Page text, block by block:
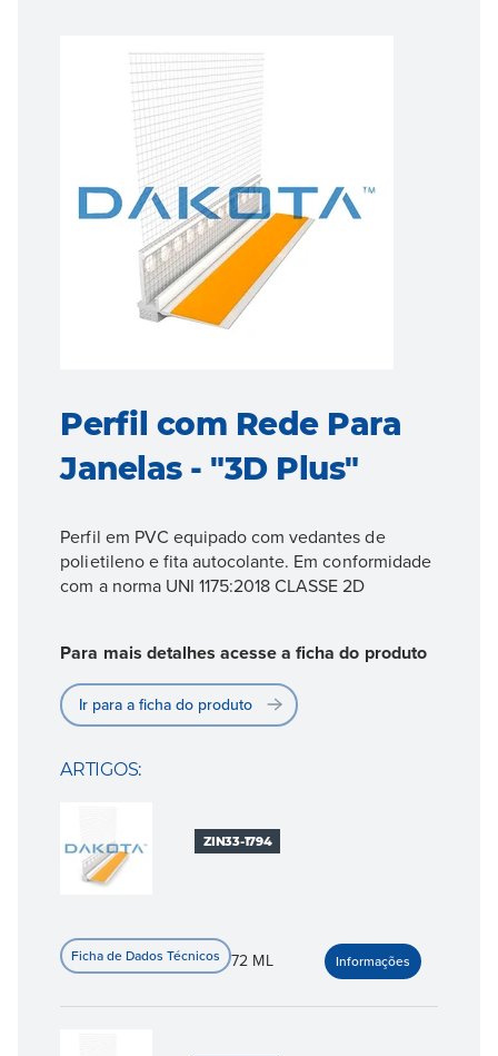
Perfil com Rede Para
Janelas - "3D Plus"
Perfil em PVC equipado com vedantes de
polietileno e fita autocolante. Em conformidade
com a norma UNI 1175:2018 CLASSE 2D
Para mais detalhes acesse a ficha do produto
Ir para a ficha do produto
ARTIGOS:
ZIN33-1794
72 ML